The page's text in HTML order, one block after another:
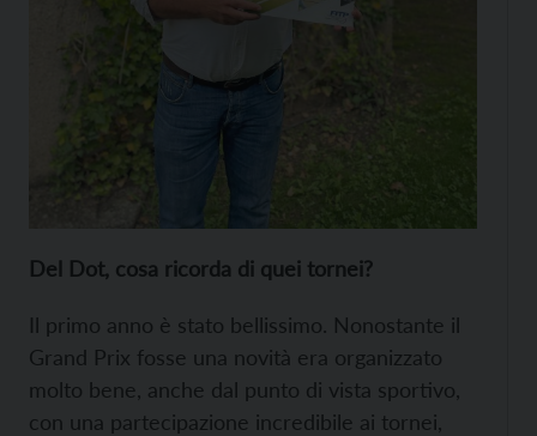
Del Dot, cosa ricorda di quei tornei?
Il primo anno è stato bellissimo. Nonostante il
Grand Prix fosse una novità era organizzato
molto bene, anche dal punto di vista sportivo,
con una partecipazione incredibile ai tornei,